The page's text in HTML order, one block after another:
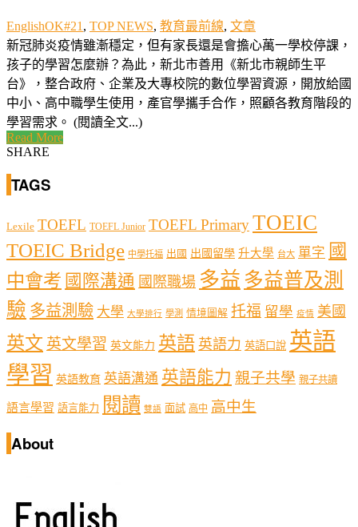
EnglishOK#21 , TOP NEWS, 教育最前線, 文章
新冠肺炎疫情雖漸穩定，但有家長還是會擔心萬一學校停課，
孩子的學習怎麼辦？為此，新北市善用《新北市親師生平
台》，整合政府、企業及大專校院的數位學習資源，開放給國
中小、高中職學生使用，產官學攜手合作，照顧各教育階段的
學習需求。 (閱讀全文...)
Read More
SHARE
TAGS
Lexile TOEFL TOEFL Junior TOEFL PrimaryTOEIC
TOEIC Bridge 中學托福 出國 出國留學 升大學 台大 單字 國
中會考 國際溝通 國際職場 多益 多益普及測
驗 多益測驗 大學 大學排行 學測 情境圖解 托福 留學 疫情 美國
英文 英文學習 英文能力 英語 英語力 英語口說 英語
學習 英語教育 英語溝通 英語能力 親子共學 親子共讀
語言學習 語言能力 閱讀 雙語 面試 高中 高中生
About